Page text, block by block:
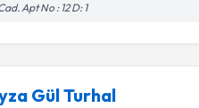
Apt No : 12 D: 1
Gül Turhal